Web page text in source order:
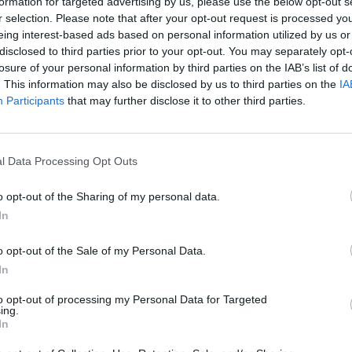
selection. Please note that after your opt-out request is processed
interest-based ads based on personal information utilized by us
to third parties prior to your opt-out. You may separately
of your personal information by third parties on the IAB’s list of
This information may also be disclosed by us to third parties on the
Participants that may further disclose it to other third parties.
Data Processing Opt Outs
opt-out of the Sharing of my personal data.
opt-out of the Sale of my Personal Data.
opt-out of processing my Personal Data for Targeted
er ontwenningsverschijnselen zijn.
Bij vrouwen kan de menstruatie
weken over als u aan het middel gewend
niet stil kunnen zitten, spiertrekkingen in het
paar dagen nog last van hebt bespreek dit met
een ander middel gekozen.
het middel wordt ingenomen, daarom is
deze bijwerking heel storend is, kan de arts
van de vrouwen blijft de menstruatie uit
voorgeschreven. Dit zijn met
en posttraumatische stressstoornis.